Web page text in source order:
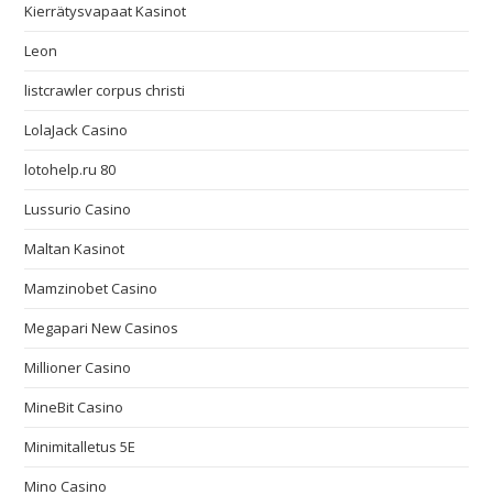
Kierrätysvapaat Kasinot
Leon
listcrawler corpus christi
LolaJack Casino
lotohelp.ru 80
Lussurio Casino
Maltan Kasinot
Mamzinobet Casino
Megapari New Casinos
Millioner Casino
MineBit Casino
Minimitalletus 5E
Mino Casino